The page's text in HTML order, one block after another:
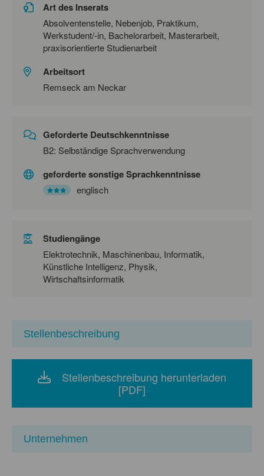
Art des Inserats
Absolventenstelle, Nebenjob, Praktikum,
Werkstudent/-in, Bachelorarbeit, Masterarbeit,
praxisorientierte Studienarbeit
Arbeitsort
Remseck am Neckar
Geforderte Deutschkenntnisse
B2: Selbständige Sprachverwendung
geforderte sonstige Sprachkenntnisse
englisch
Studiengänge
Elektrotechnik, Maschinenbau, Informatik,
Künstliche Intelligenz, Physik,
Wirtschaftsinformatik
Stellenbeschreibung
Stellenbeschreibung herunterladen
[PDF]
Unternehmen